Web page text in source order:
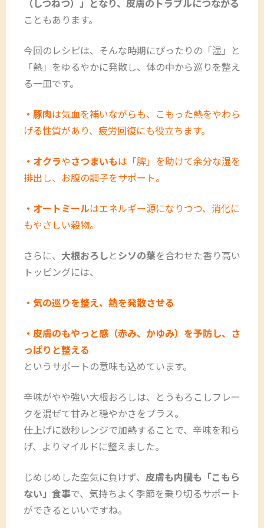
（しつねつ）」となり、皮膚のトラブルにつながる
こともあります。
今回のレシピは、そんな時期にぴったりの「湿」と
「熱」をゆるやかに発散し、体の中から巡りを整え
る一皿です。
・豚肉は気血を補いながらも、こもった熱をやわら
げる性質があり、疲労回復にも役立ちます。
・オクラやさつまいもは「脾」を助けて余分な湿を
排出し、お腹の調子をサポート。
・オートミールはエネルギー源になりつつ、消化に
もやさしい穀物。
さらに、 大根おろしとシソの葉を合わせた香り高い
トッピングには、
・気の巡りを整え、熱を発散させる
・皮膚のもやっと感（赤み、かゆみ）を予防し、さ
っぱりと整える
というサポートの意味も込めています。
辛味がやや強い大根おろしは、とうもろこしフレー
クを混ぜて甘みと穏やかさをプラス。
仕上げに数秒レンジで加熱することで、辛味を和ら
げ、よりマイルドに整えました。
じめじめした空気に負けず、 皮膚も内臓も「こもら
ない」食事で、気持ちよく季節を乗り切るサポート
ができるといいですね。